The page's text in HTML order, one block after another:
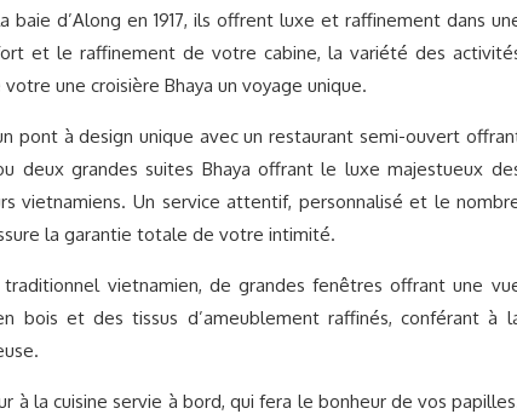
baie d’Along en 1917, ils offrent luxe et raffinement dans
et le raffinement de votre cabine, la variété des
une croisière Bhaya un voyage unique.
pont à design unique avec un restaurant semi-ouvert
deux grandes suites Bhaya offrant le luxe majestueux
vietnamiens. Un service attentif, personnalisé et le
la garantie totale de votre intimité.
vietnamien, de grandes fenêtres offrant une
bois et des tissus d’ameublement raffinés, conférant à
à la cuisine servie à bord, qui fera le bonheur de vos